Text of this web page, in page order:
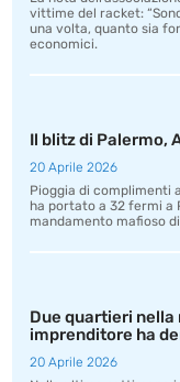
vittime del racket:
una volta, quanto sia
economici.
Il blitz di Palermo,
20 Aprile 2026
Pioggia di complimenti
ha portato a 32 fermi a
mandamento mafioso
Due quartieri nella
imprenditore ha
20 Aprile 2026